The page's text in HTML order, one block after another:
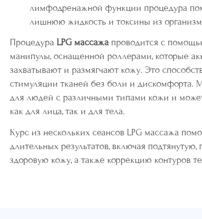
лимфодренажной функции процедура
лишнюю жидкость и токсины из
Процедура LPG массажа проводится с
манипулы, оснащенной роллерами, которые
захватывают и размягчают кожу. Это
стимуляции тканей без боли и дискомфорта.
для людей с различными типами кожи и
как для лица, так и для тела.
Курс из нескольких сеансов LPG массажа
длительных результатов, включая подтянутую,
здоровую кожу, а также коррекцию контуров